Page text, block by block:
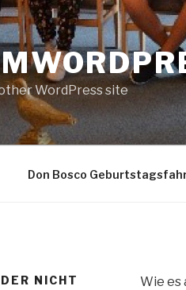
WordPress site
Don Bosco
NICHT
Wie es